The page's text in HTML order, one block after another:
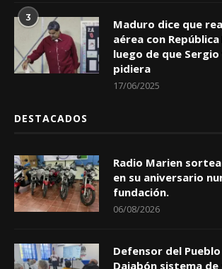
3
Maduro dice que
aérea con
luego de que
pidiera
17/06/2025
DESTACADOS
Radio Marien
en su aniversario
fundación.
06/08/2026
Defensor del
Dajabón sistema